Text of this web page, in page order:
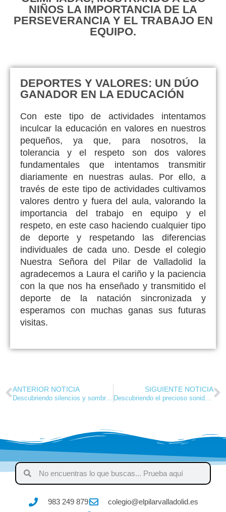
NIÑOS LA IMPORTANCIA DE LA
PERSEVERANCIA Y EL TRABAJO EN
EQUIPO.
DEPORTES Y VALORES: UN DÚO
GANADOR EN LA EDUCACIÓN
Con este tipo de actividades intentamos
inculcar la educación en valores en nuestros
pequeños, ya que, para nosotros, la
tolerancia y el respeto son dos valores
fundamentales que intentamos transmitir
diariamente en nuestras aulas. Por ello, a
través de este tipo de actividades cultivamos
valores dentro y fuera del aula, valorando la
importancia del trabajo en equipo y el
respeto, en este caso haciendo cualquier tipo
de deporte y respetando las diferencias
individuales de cada uno. Desde el colegio
Nuestra Señora del Pilar de Valladolid la
agradecemos a Laura el cariño y la paciencia
con la que nos ha enseñado y transmitido el
deporte de la natación sincronizada y
esperamos con muchas ganas sus futuras
visitas.
ANTERIOR NOTICIA SIGUIENTE NOTICIA
983 249 879
colegio@elpilarvalladolid.es